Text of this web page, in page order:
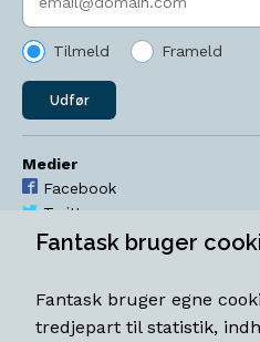
Tilmeld Frameld
Udfør
Medier
Facebook
Twitter
YouTube
Åbningstider
Fantask bruger
Fantask bruger egne
tredjepart til statistik,